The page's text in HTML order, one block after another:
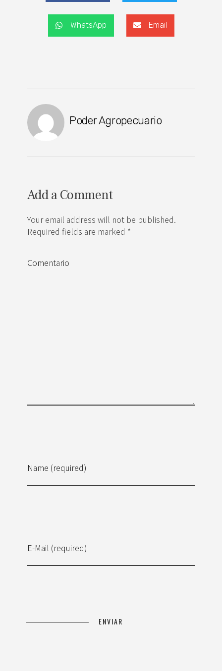
WhatsApp Email
Poder Agropecuario
Add a Comment
Your email address will not be published.
Required fields are marked *
Name (required)
E-Mail (required)
Comentario